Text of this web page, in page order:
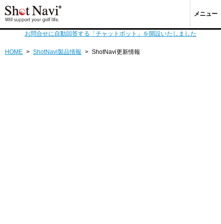
メニュー
お問合せに自動回答する「チャットボット」を開設いたしました
HOME > ShotNavi製品情報 > ShotNavi更新情報